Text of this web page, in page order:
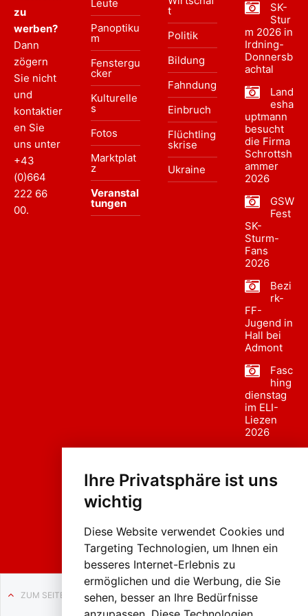
Ihre Privatsphäre ist uns
wichtig
Diese Website verwendet Cookies und
Targeting Technologien, um Ihnen ein
besseres Internet-Erlebnis zu
ermöglichen und die Werbung, die Sie
sehen, besser an Ihre Bedürfnisse
zu
werben?
Dann
zögern
Sie nicht
und
kontaktier
en Sie
uns unter
+43
(0)664
222 66
00.
Leute
Panoptiku
m
Fenstergu
cker
Kulturelle
s
Fotos
Marktplat
z
Veranstal
tungen
t
Politik
Bildung
Fahndung
Einbruch
Flüchtling
skrise
Ukraine
SK-
Stur
m 2026 in
Irdning-
Donnersb
achtal
Land
esha
uptmann
besucht
die Firma
Schrottsh
ammer
2026
GSW
Fest
SK-
Sturm-
Fans
2026
Bezi
rk-
FF-
Jugend in
Hall bei
Admont
Fasc
hing
dienstag
im ELI-
Liezen
2026
sumzug
Liezen
ZUM SEITENANFANG